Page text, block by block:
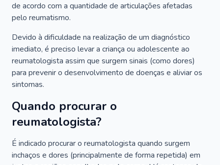
de acordo com a quantidade de articulações afetadas
pelo reumatismo.
Devido à dificuldade na realização de um diagnóstico
imediato, é preciso levar a criança ou adolescente ao
reumatologista assim que surgem sinais (como dores)
para prevenir o desenvolvimento de doenças e aliviar os
sintomas.
Quando procurar o
reumatologista?
É indicado procurar o reumatologista quando surgem
inchaços e dores (principalmente de forma repetida) em